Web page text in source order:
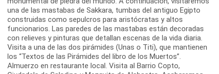
una de las mastabas de Sakkara, tumbas del antiguo Egipto
construidas como sepulcros para aristócratas y altos
funcionarios. Las paredes de las mastabas están decoradas
con relieves y pinturas que detallan escenas de la vida diaria.
Visita a una de las dos pirámides (Unas o Titi), que mantienen
los “Textos de las Pirámides del libro de los Muertos”.
Almuerzo en restaurante local. Visita al Barrio Copto,